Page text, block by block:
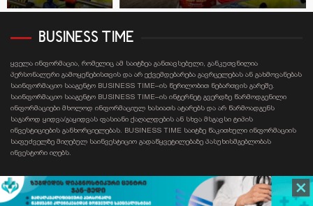
BUSINESS TIME
ყველა ინფორმაცია, რომელიც ამ საიტზეა განთავსებული, განკუთვნილია
პერსონალური გამოყენებისთვის და არ ექვემდებარება გავრცელებას ან გახმოვანებას
საინფორმაციო სააგენტო BUSINESS TIME–ის წერილობით ნებართვის გარეშე.
საინფორმაციო სააგენტო BUSINESS TIME–ის ინტერნეტ გვერდზე წარმოდგენილი
ინფორმაციები მხოლოდ ინფორმაციულ ხასიათს ატარებს და არ წარმოადგენს
საჯაროდ ყიდვა/გაყიდვას ფასიანი ქაღალდების ან სხვა მსგავსი ტიპის
ინვესტიციების განხორციელებას. BUSINESS TIME საიტზე წაკითხული ინფორმაციის
საფუძველზე მიღებულ საინვესტიციო გადაწყვეტილებაზე პასუხისმგებლობას
ინვესტორი იღებს.
Contact email: businesstime.ge@gmail.com